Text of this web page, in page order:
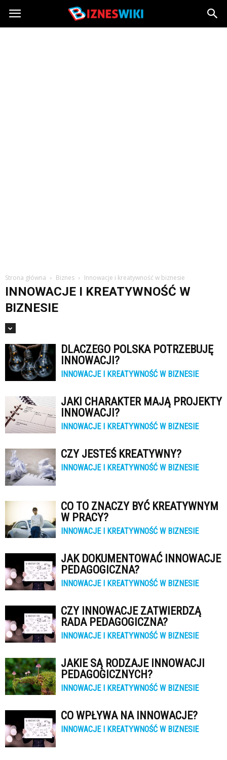
Bizneswiki.pl
Strona główna Biznes Innowacje i kreatywność w biznesie
INNOWACJE I KREATYWNOŚĆ W
BIZNESIE
DLACZEGO POLSKA POTRZEBUJĘ
INNOWACJI?
INNOWACJE I KREATYWNOŚĆ W BIZNESIE
JAKI CHARAKTER MAJĄ PROJEKTY
INNOWACJI?
INNOWACJE I KREATYWNOŚĆ W BIZNESIE
CZY JESTEŚ KREATYWNY?
INNOWACJE I KREATYWNOŚĆ W BIZNESIE
CO TO ZNACZY BYĆ KREATYWNYM
W PRACY?
INNOWACJE I KREATYWNOŚĆ W BIZNESIE
JAK DOKUMENTOWAĆ INNOWACJE
PEDAGOGICZNA?
INNOWACJE I KREATYWNOŚĆ W BIZNESIE
CZY INNOWACJE ZATWIERDZĄ
RADA PEDAGOGICZNA?
INNOWACJE I KREATYWNOŚĆ W BIZNESIE
JAKIE SĄ RODZAJE INNOWACJI
PEDAGOGICZNYCH?
INNOWACJE I KREATYWNOŚĆ W BIZNESIE
CO WPŁYWA NA INNOWACJE?
INNOWACJE I KREATYWNOŚĆ W BIZNESIE